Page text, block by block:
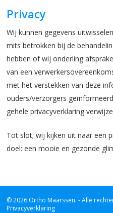
Privacy
Wij kunnen gegevens
mits betrokken bij de
hebben of wij onderling
van een
met het verstekken van deze
ouders/verzorgers
gehele privacyverklaring
Tot slot; wij kijken uit naar een
doel: een mooie en gezonde
© 2026 Ortho Maarssen.- Alle
Privacyverklaring